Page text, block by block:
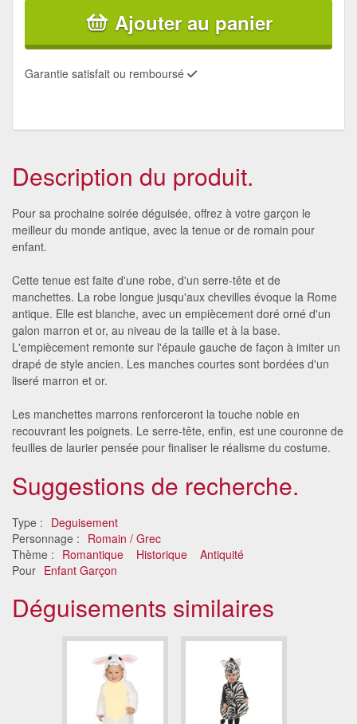
Ajouter au panier
Garantie satisfait ou remboursé
Description du produit.
Pour sa prochaine soirée déguisée, offrez à votre garçon le
meilleur du monde antique, avec la tenue or de romain pour
enfant.
Cette tenue est faite d'une robe, d'un serre-tête et de
manchettes. La robe longue jusqu'aux chevilles évoque la Rome
antique. Elle est blanche, avec un empiècement doré orné d'un
galon marron et or, au niveau de la taille et à la base.
L'empiècement remonte sur l'épaule gauche de façon à imiter un
drapé de style ancien. Les manches courtes sont bordées d'un
liseré marron et or.
Les manchettes marrons renforceront la touche noble en
recouvrant les poignets. Le serre-tête, enfin, est une couronne de
feuilles de laurier pensée pour finaliser le réalisme du costume.
Suggestions de recherche.
Type : Deguisement
Personnage : Romain / Grec
Thème : Romantique Historique
Antiquité
Pour Enfant Garçon
Déguisements similaires